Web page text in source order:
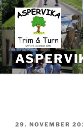
Gå
til
innhold
PUBLISERT
29. NOVEMBER